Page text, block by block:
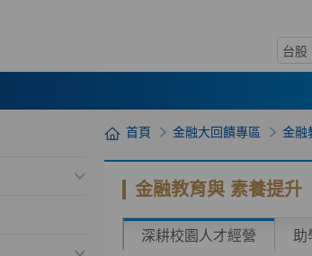
台股
首頁 金融大回饋專區 金融
金融教育與 素養提升
深耕校園人才經營 助